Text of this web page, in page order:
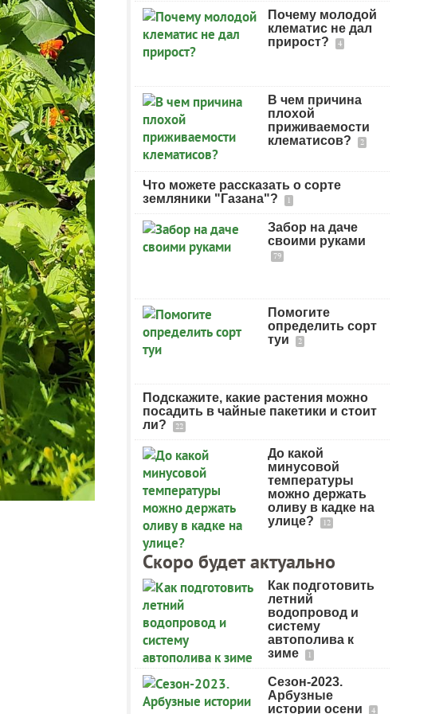
Почему молодой
клематис не дал
прирост?
4
В чем причина
плохой
приживаемости
клематисов?
2
Что можете рассказать о сорте
земляники "Газана"?
1
Забор на даче
своими руками
79
Помогите
определить сорт
туи
2
Подскажите, какие растения можно
посадить в чайные пакетики и стоит
ли?
22
До какой
минусовой
температуры
можно держать
оливу в кадке на
улице?
12
Скоро будет актуально
Как подготовить
летний
водопровод и
систему
автополива к
зиме
1
Сезон-2023.
Арбузные
истории осени
4